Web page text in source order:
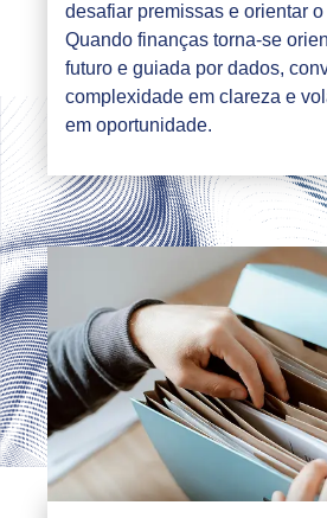
desafiar premissas e orientar
Quando finanças torna-se
futuro e guiada por dados,
complexidade em clareza e
em oportunidade.